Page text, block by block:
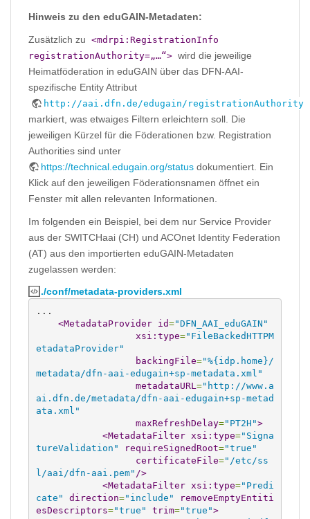
Hinweis zu den eduGAIN-Metadaten:
Zusätzlich zu <mdrpi:RegistrationInfo
registrationAuthority=„…“> wird die jeweilige
Heimatföderation in eduGAIN über das DFN-AAI-
spezifische Entity Attribut
http://aai.dfn.de/edugain/registrationAuthority
markiert, was etwaiges Filtern erleichtern soll. Die
jeweiligen Kürzel für die Föderationen bzw. Registration
Authorities sind unter
https://technical.edugain.org/status dokumentiert. Ein
Klick auf den jeweiligen Föderationsnamen öffnet ein
Fenster mit allen relevanten Informationen.
Im folgenden ein Beispiel, bei dem nur Service Provider
aus der SWITCHaai (CH) und ACOnet Identity Federation
(AT) aus den importierten eduGAIN-Metadaten
zugelassen werden:
./conf/metadata-providers.xml
...
<MetadataProvider
id="DFN_AAI_eduGAIN"
xsi:type="FileBackedHTTPM
etadataProvider"
backingFile="%{idp.home}/
metadata/dfn-aai-edugain+sp-metadata.xml"
metadataURL="http://www.a
ai.dfn.de/metadata/dfn-aai-edugain+sp-metad
ata.xml"
maxRefreshDelay="PT2H">
<MetadataFilter xsi:type="Signa
tureValidation"
requireSignedRoot="true"
certificateFile="/etc/ss
l/aai/dfn-aai.pem" />
<MetadataFilter xsi:type="Predi
cate"
direction="include"
removeEmptyEntiti
esDescriptors="true" trim="true">